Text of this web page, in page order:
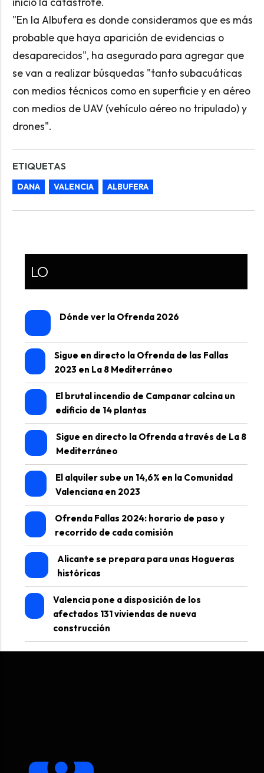
"En la Albufera es donde consideramos que es más
probable que haya aparición de evidencias o
desaparecidos", ha asegurado para agregar que
se van a realizar búsquedas "tanto subacuáticas
con medios técnicos como en superficie y en aéreo
con medios de UAV (vehículo aéreo no tripulado) y
drones".
ETIQUETAS
DANA VALENCIA ALBUFERA
LO
Dónde ver la Ofrenda 2026
Sigue en directo la Ofrenda de las Fallas
2023 en La 8 Mediterráneo
El brutal incendio de Campanar calcina un
edificio de 14 plantas
Sigue en directo la Ofrenda a través de La 8
Mediterráneo
El alquiler sube un 14,6% en la Comunidad
Valenciana en 2023
Ofrenda Fallas 2024: horario de paso y
recorrido de cada comisión
Alicante se prepara para unas Hogueras
históricas
Valencia pone a disposición de los
afectados 131 viviendas de nueva
construcción